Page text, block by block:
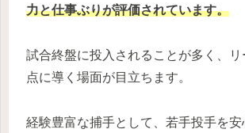
力と仕事ぶりが評価されています。
試合終盤に投入されることが多く、
点に導く場面が目立ちます。
経験豊富な捕手として、若手投手を